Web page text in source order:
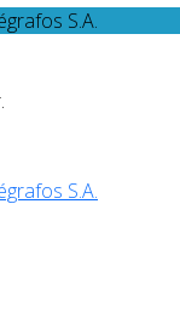
S.A.
S.A.